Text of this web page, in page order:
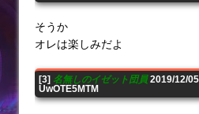
そうか
オレは楽しみだよ
[3] 名無しのイゼット団員2019/12/
UwOTE5MTM